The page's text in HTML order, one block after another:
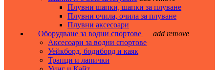
Плувни шапки, шапки за плуване
Плувни очила, очила за плуване
Плувни аксесоари
Оборудване за водни спортове
add remove
Аксесоари за водни спортове
Уейкборд, бодиборд и каяк
Трапци и лапички